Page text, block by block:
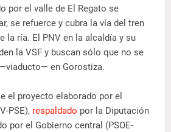
por el valle de El Regato se
se refuerce y cubra la vía del tren
la ría. El PNV en la alcaldía y su
la VSF y buscan sólo que no se
en Gorostiza.
el proyecto elaborado por el
PSE), respaldado por la Diputación
por el Gobierno central (PSOE-